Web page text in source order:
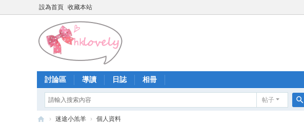
設為首頁 收藏本站
討論區 導讀 日誌 相冊
帖子
› 迷途小羔羊 › 個人資料